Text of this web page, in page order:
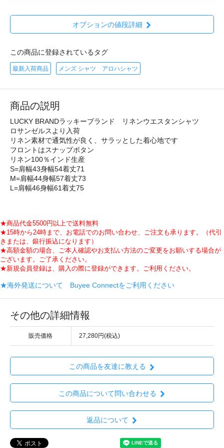
オプションの値段詳細
この商品に登録されているタグ
最新入荷商品 メンズ シャツ アロハシャツ
商品の説明
LUCKY BRANDラッキーブランド リネンウエスタンシャツ
ロサンゼルスより入荷
リネン素材で通気性が良く、サラッとした着心地です
フロントはスナップボタン
リネン100％インド生産
S=肩幅43身幅54着丈71
M=肩幅44身幅57着丈73
L=肩幅46身幅61着丈75
★商品代金5500円以上で送料無料
★15時から24時まで、お電話でのお問い合わせ、ご注文も承ります。（代引
きまたは、銀行振込になります）
★高額金額の場合、ご本人確認やお支払い方法のご変更をお願いする場合が
ございます。ご了承ください。
★新規会員登録は、購入の際に登録ができます。ご利用ください。
★海外発送について Buyee Connectをご利用ください
その他の詳細情報
販売価格 27,280円(税込)
この商品を友達に教える
この商品について問い合わせる
返品について